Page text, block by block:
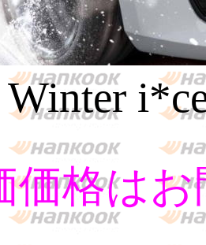
Winter
価格は